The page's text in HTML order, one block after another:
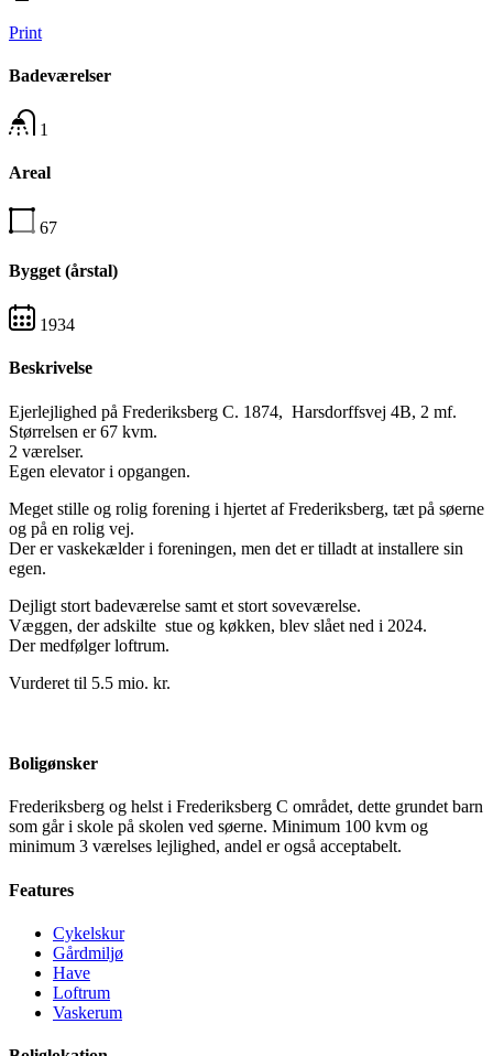
Print
Badeværelser
1
Areal
67
Bygget (årstal)
1934
Beskrivelse
Ejerlejlighed på Frederiksberg C. 1874, Harsdorffsvej 4B, 2 mf.
Størrelsen er 67 kvm.
2 værelser.
Egen elevator i opgangen.
Meget stille og rolig forening i hjertet af Frederiksberg, tæt på søerne
og på en rolig vej.
Der er vaskekælder i foreningen, men det er tilladt at installere sin
egen.
Dejligt stort badeværelse samt et stort soveværelse.
Væggen, der adskilte stue og køkken, blev slået ned i 2024.
Der medfølger loftrum.
Vurderet til 5.5 mio. kr.
Boligønsker
Frederiksberg og helst i Frederiksberg C området, dette grundet barn
som går i skole på skolen ved søerne. Minimum 100 kvm og
minimum 3 værelses lejlighed, andel er også acceptabelt.
Features
Cykelskur
Gårdmiljø
Have
Loftrum
Vaskerum